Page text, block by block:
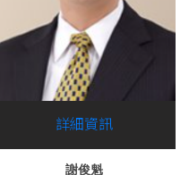
詳細資訊
謝俊魁